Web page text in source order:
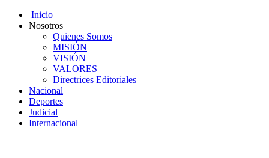
Inicio
Nosotros
Quienes Somos
MISIÓN
VISIÓN
VALORES
Directrices Editoriales
Nacional
Deportes
Judicial
Internacional